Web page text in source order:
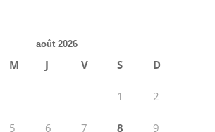
août 2026
M J V S D
1 2
5 6 7 8 9